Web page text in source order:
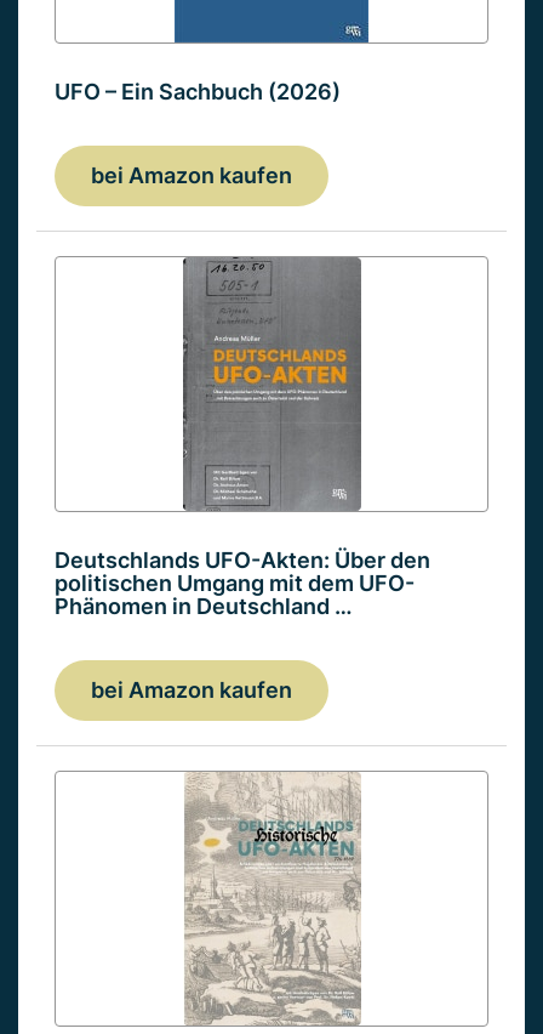
UFO – Ein Sachbuch (2026)
bei Amazon kaufen
Deutschlands UFO-Akten: Über den
politischen Umgang mit dem UFO-
Phänomen in Deutschland …
bei Amazon kaufen